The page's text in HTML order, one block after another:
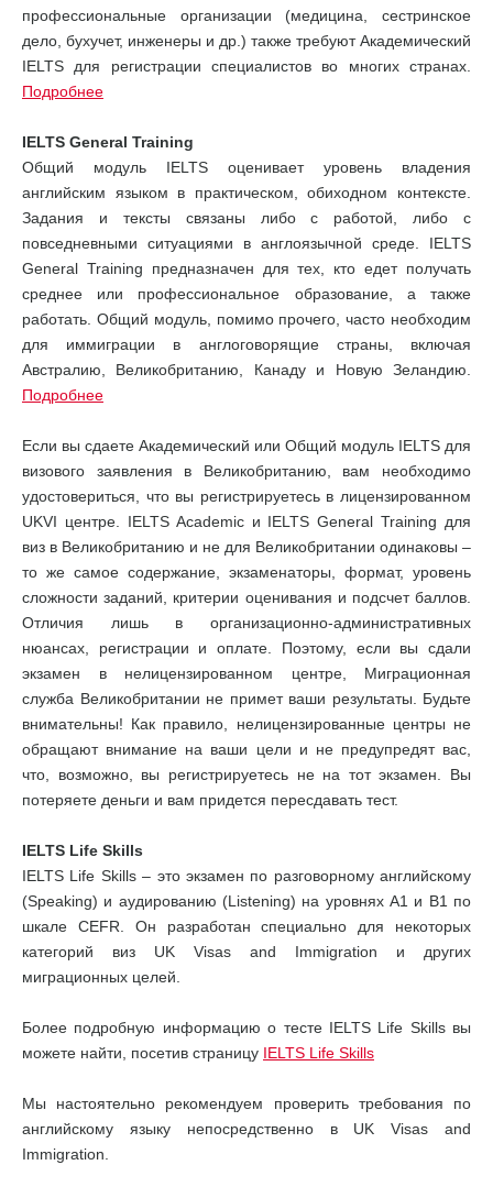
профессиональные организации (медицина, сестринское
дело, бухучет, инженеры и др.) также требуют Академический
IELTS для регистрации специалистов во многих странах.
Подробнее
IELTS General Training
Общий модуль IELTS оценивает уровень владения
английским языком в практическом, обиходном контексте.
Задания и тексты связаны либо с работой, либо с
повседневными ситуациями в англоязычной среде. IELTS
General Training предназначен для тех, кто едет получать
среднее или профессиональное образование, а также
работать. Общий модуль, помимо прочего, часто необходим
для иммиграции в англоговорящие страны, включая
Австралию, Великобританию, Канаду и Новую Зеландию.
Подробнее
Если вы сдаете Академический или Общий модуль IELTS для
визового заявления в Великобританию, вам необходимо
удостовериться, что вы регистрируетесь в лицензированном
UKVI центре. IELTS Academic и IELTS General Training для
виз в Великобританию и не для Великобритании одинаковы –
то же самое содержание, экзаменаторы, формат, уровень
сложности заданий, критерии оценивания и подсчет баллов.
Отличия лишь в организационно-административных
нюансах, регистрации и оплате. Поэтому, если вы сдали
экзамен в нелицензированном центре, Миграционная
служба Великобритании не примет ваши результаты. Будьте
внимательны! Как правило, нелицензированные центры не
обращают внимание на ваши цели и не предупредят вас,
что, возможно, вы регистрируетесь не на тот экзамен. Вы
потеряете деньги и вам придется пересдавать тест.
IELTS Life Skills
IELTS Life Skills – это экзамен по разговорному английскому
(Speaking) и аудированию (Listening) на уровнях А1 и В1 по
шкале CEFR. Он разработан специально для некоторых
категорий виз UK Visas and Immigration и других
миграционных целей.
Более подробную информацию о тесте IELTS Life Skills вы
можете найти, посетив страницу IELTS Life Skills
Мы настоятельно рекомендуем проверить требования по
английскому языку непосредственно в UK Visas and
Immigration.